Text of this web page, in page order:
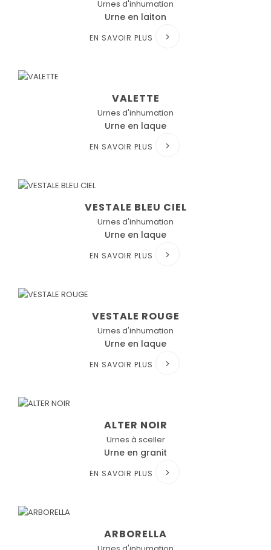
Urnes d'inhumation
Urne en laiton
EN SAVOIR PLUS
VALETTE
Urnes d'inhumation
Urne en laque
EN SAVOIR PLUS
VESTALE BLEU CIEL
Urnes d'inhumation
Urne en laque
EN SAVOIR PLUS
VESTALE ROUGE
Urnes d'inhumation
Urne en laque
EN SAVOIR PLUS
ALTER NOIR
Urnes à sceller
Urne en granit
EN SAVOIR PLUS
ARBORELLA